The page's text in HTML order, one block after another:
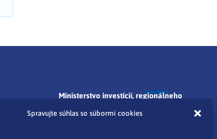
Spravujte súhlas so súbormi cookies
Ministerstvo investícií, regionálneho